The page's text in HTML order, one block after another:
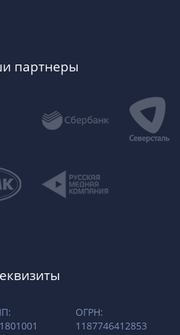
партнеры
ОГРН:
1187746412853